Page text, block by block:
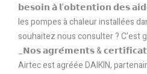
𝗯𝗲𝘀𝗼𝗶𝗻 𝗮̀ 𝗹’𝗼𝗯𝘁𝗲𝗻𝘁𝗶𝗼𝗻 𝗱𝗲𝘀
les pompes à chaleur installées
souhaitez nous consulter ?
_𝗡𝗼𝘀 𝗮𝗴𝗿𝗲́𝗺𝗲𝗻𝘁𝘀 &
Airtec est agréée DAIKIN,